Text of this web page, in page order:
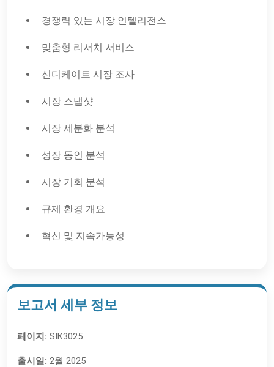
경쟁력 있는 시장 인텔리전스
맞춤형 리서치 서비스
신디케이트 시장 조사
시장 스냅샷
시장 세분화 분석
성장 동인 분석
시장 기회 분석
규제 환경 개요
혁신 및 지속가능성
보고서 세부 정보
페이지: SIK3025
출시일: 2월 2025